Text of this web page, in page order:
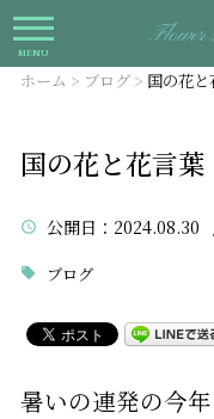
MENU
ホーム > ブログ> 国の花
国の花と花言葉
公開日 ：2024.08.30
ブログ
暑いの連発の今